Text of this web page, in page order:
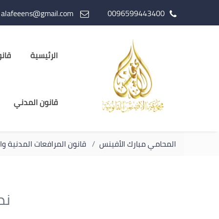
0096599443400
الرئيسية
قانون المدني
المحامي مبارك الأفينس قانون المرافعات المدنية